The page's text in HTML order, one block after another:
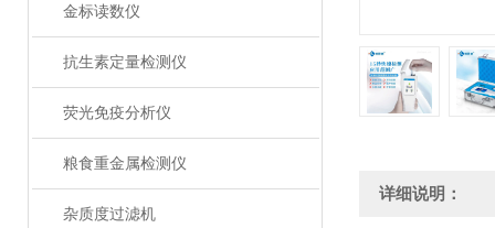
金标读数仪
抗生素定量检测仪
荧光免疫分析仪
粮食重金属检测仪
杂质度过滤机
详细说明：